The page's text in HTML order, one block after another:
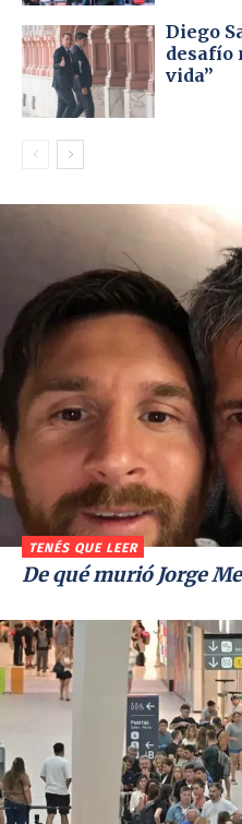
Diego
desafío
vida”
TENÉS QUE LEER
De qué murió Jorge